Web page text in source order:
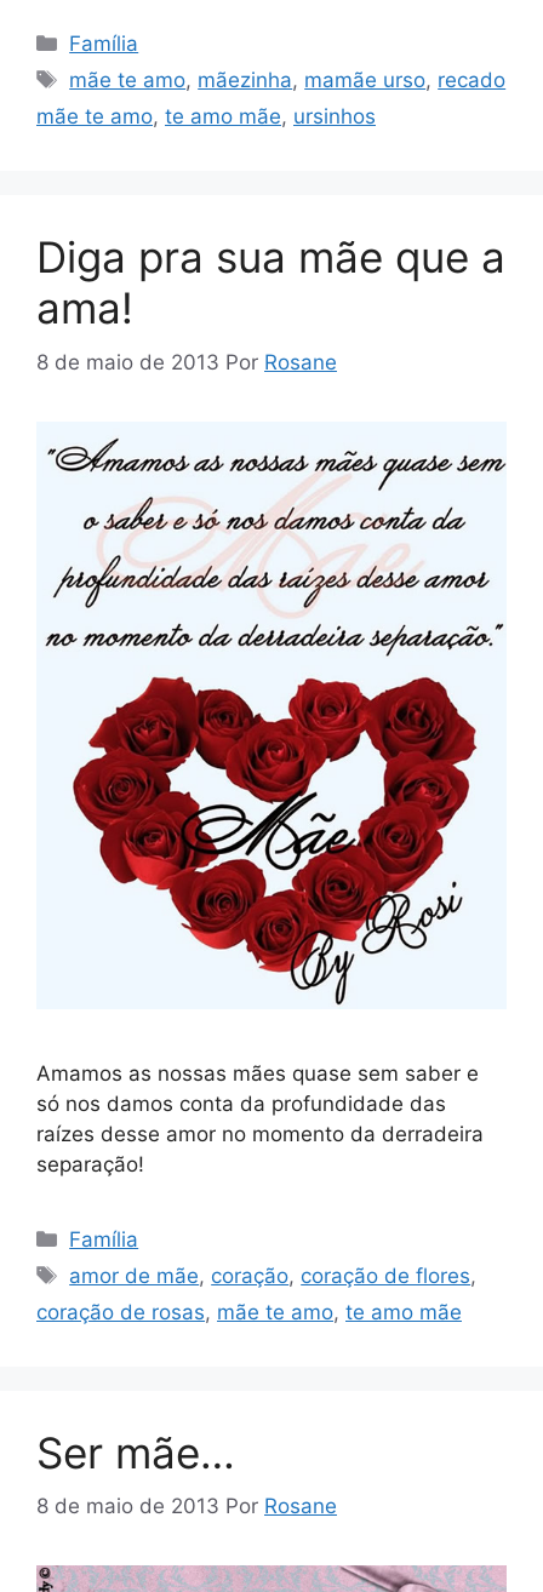
Categorias
Família
Tags
mãe te amo, mãezinha, mamãe urso, recado
mãe te amo, te amo mãe, ursinhos
Diga pra sua mãe que a
ama!
8 de maio de 2013 Por Rosane
Amamos as nossas mães quase sem saber e
só nos damos conta da profundidade das
raízes desse amor no momento da derradeira
separação!
Categorias
Família
Tags
amor de mãe, coração, coração de flores,
coração de rosas, mãe te amo, te amo mãe
Ser mãe…
8 de maio de 2013 Por Rosane